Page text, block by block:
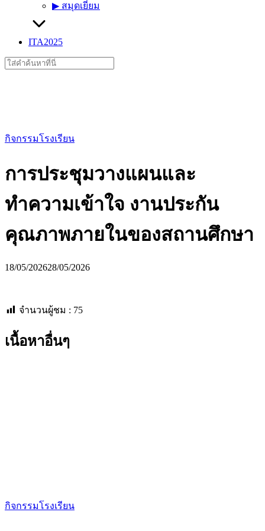
▶︎ สมุดเยี่ยม
ITA2025
Search
for:
กิจกรรมโรงเรียน
การประชุมวางแผนและ
ทำความเข้าใจ งานประกัน
คุณภาพภายในของสถานศึกษา
18/05/202628/05/2026
จำนวนผู้ชม : 75
เนื้อหาอื่นๆ
กิจกรรมโรงเรียน